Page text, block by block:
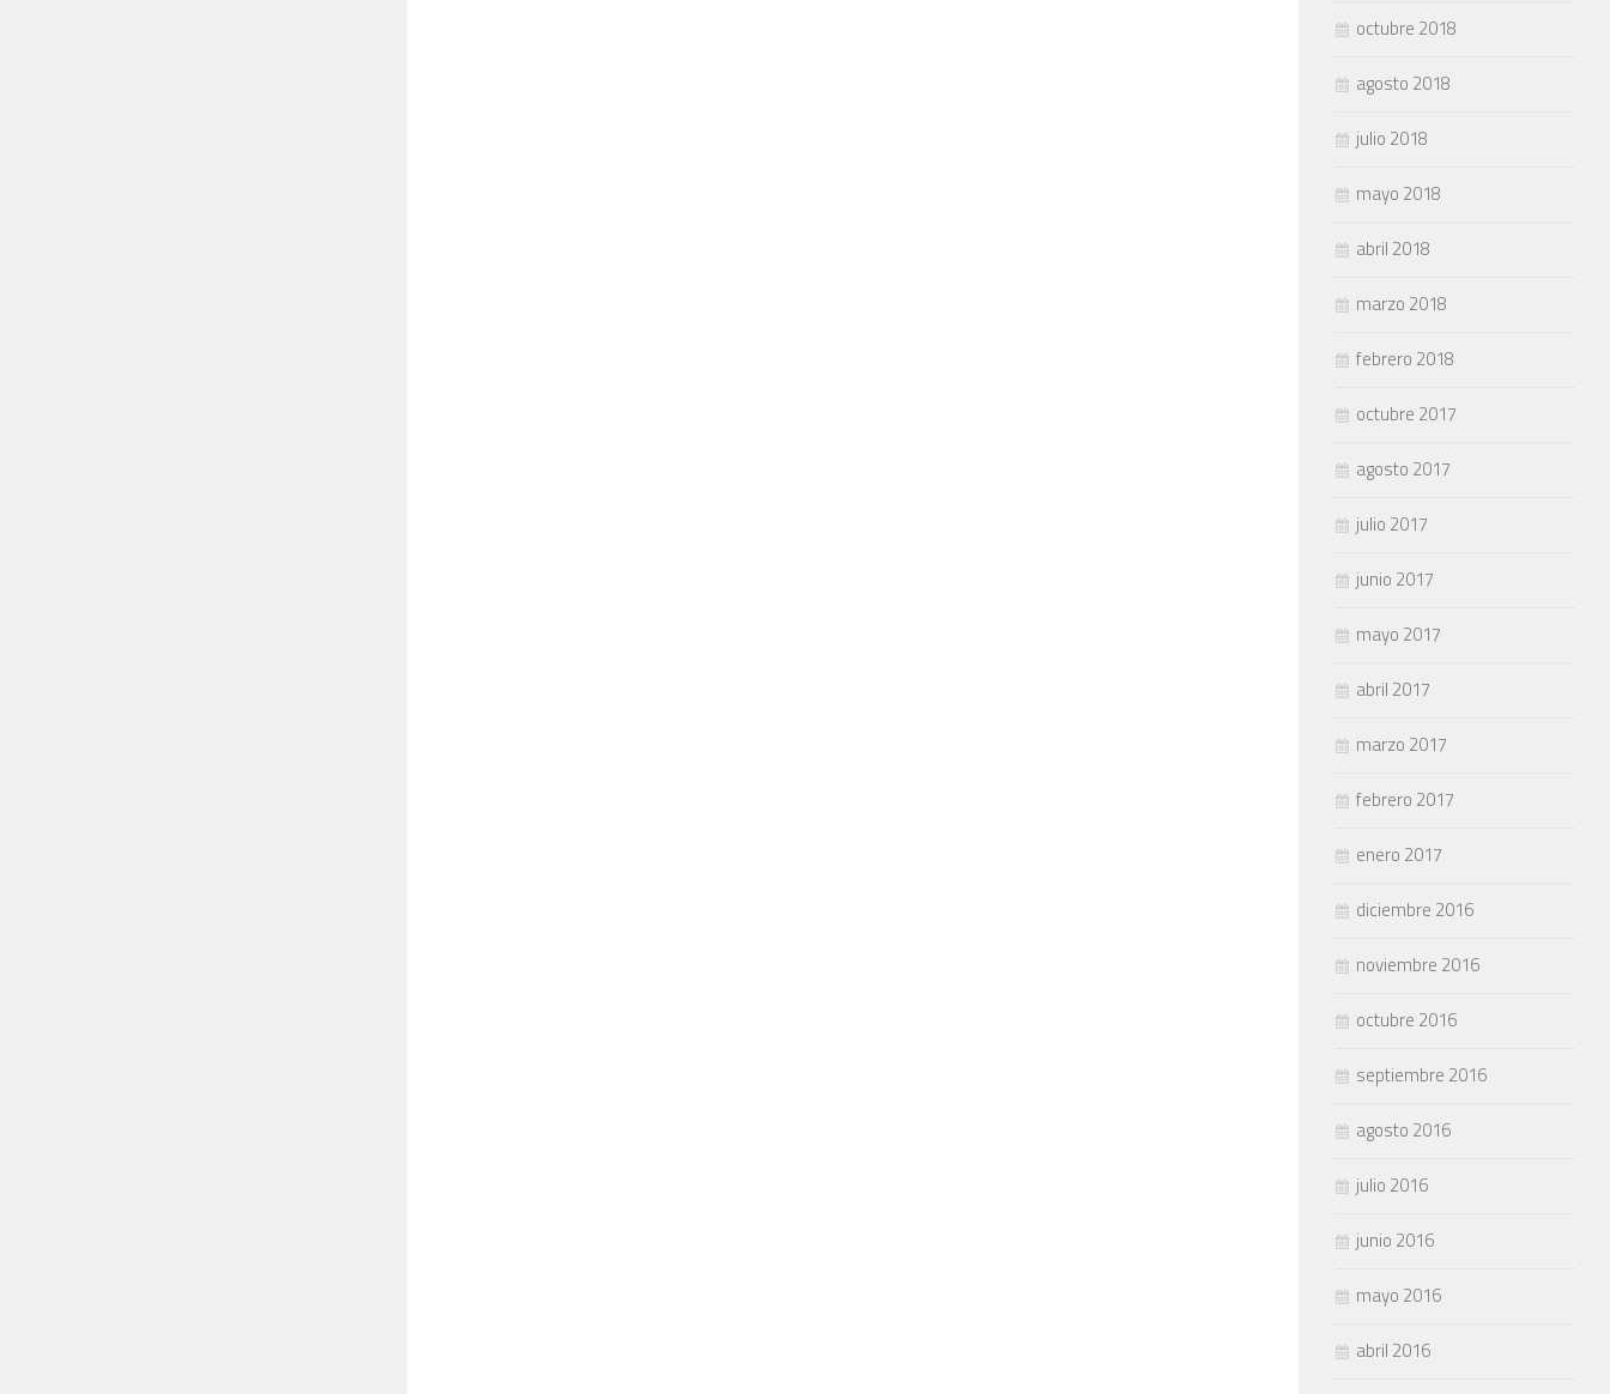
octubre 2018
agosto 2018
julio 2018
mayo 2018
abril 2018
marzo 2018
febrero 2018
octubre 2017
agosto 2017
julio 2017
junio 2017
mayo 2017
abril 2017
marzo 2017
febrero 2017
enero 2017
diciembre 2016
noviembre 2016
octubre 2016
septiembre 2016
agosto 2016
julio 2016
junio 2016
mayo 2016
abril 2016